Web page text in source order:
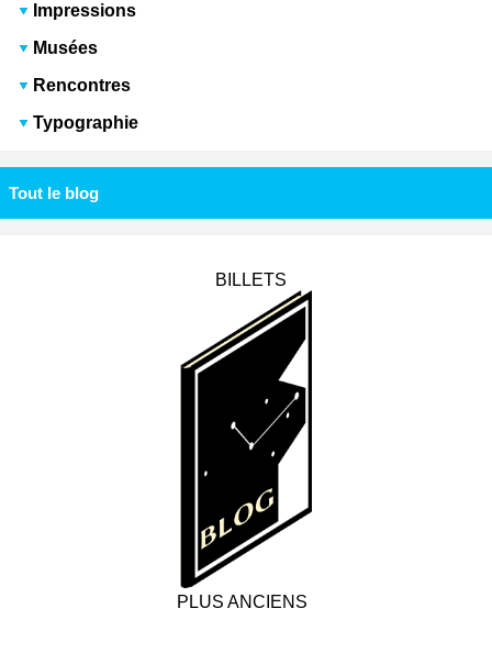
Impressions
Musées
Rencontres
Typographie
Tout le blog
BILLETS
PLUS ANCIENS